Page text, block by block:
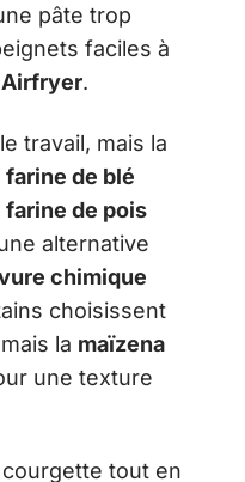
pâte trop
faciles à
Airfryer.
travail, mais la
farine de blé
farine de pois
alternative
chimique
choisissent
la maïzena
une texture
tout en